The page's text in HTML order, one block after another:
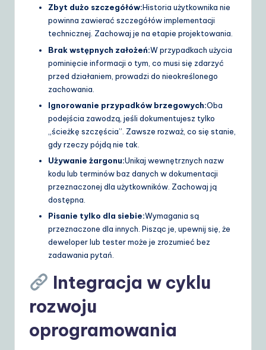
Zbyt dużo szczegółów:Historia użytkownika nie
powinna zawierać szczegółów implementacji
technicznej. Zachowaj je na etapie projektowania.
Brak wstępnych założeń:W przypadkach użycia
pominięcie informacji o tym, co musi się zdarzyć
przed działaniem, prowadzi do nieokreślonego
zachowania.
Ignorowanie przypadków brzegowych:Oba
podejścia zawodzą, jeśli dokumentujesz tylko
„ścieżkę szczęścia”. Zawsze rozważ, co się stanie,
gdy rzeczy pójdą nie tak.
Używanie żargonu:Unikaj wewnętrznych nazw
kodu lub terminów baz danych w dokumentacji
przeznaczonej dla użytkowników. Zachowaj ją
dostępna.
Pisanie tylko dla siebie:Wymagania są
przeznaczone dla innych. Pisząc je, upewnij się, że
deweloper lub tester może je zrozumieć bez
zadawania pytań.
Integracja w cyklu
rozwoju
oprogramowania